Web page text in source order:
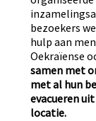
bezoekers
hulp aan
Oekraïense
samen met
met al hun
evacueren
locatie.